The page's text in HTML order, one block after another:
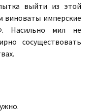
выйти из этой
виноваты имперские
Насильно мил не
сосуществовать